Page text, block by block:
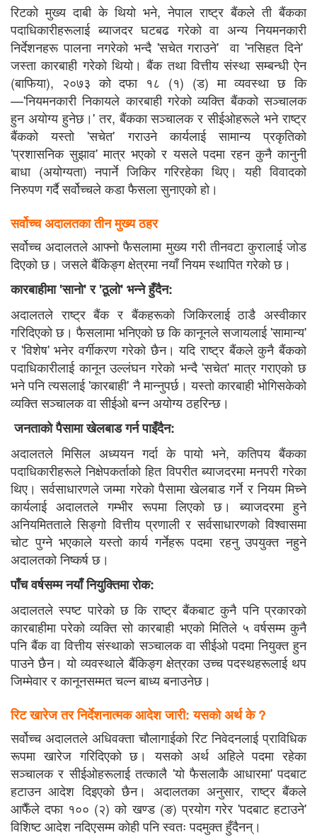
रिटको मुख्य दाबी के थियो भने, नेपाल राष्ट्र बैंकले ती बैंकका
पदाधिकारीहरूलाई ब्याजदर घटबढ गरेको वा अन्य नियमनकारी
निर्देशनहरू पालना नगरेको भन्दै 'सचेत गराउने' वा 'नसिहत दिने'
जस्ता कारबाही गरेको थियो। बैंक तथा वित्तीय संस्था सम्बन्धी ऐन
(बाफिया), २०७३ को दफा १८ (१) (ड) मा व्यवस्था छ कि
—'नियमनकारी निकायले कारबाही गरेको व्यक्ति बैंकको सञ्चालक
हुन अयोग्य हुनेछ।' तर, बैंकका सञ्चालक र सीईओहरूले भने राष्ट्र
बैंकको यस्तो 'सचेत' गराउने कार्यलाई सामान्य प्रकृतिको
'प्रशासनिक सुझाव' मात्र भएको र यसले पदमा रहन कुनै कानुनी
बाधा (अयोग्यता) नपार्ने जिकिर गरिरहेका थिए। यही विवादको
निरुपण गर्दै सर्वोच्चले कडा फैसला सुनाएको हो।
सर्वोच्च अदालतका तीन मुख्य ठहर
सर्वोच्च अदालतले आफ्नो फैसलामा मुख्य गरी तीनवटा कुरालाई जोड
दिएको छ। जसले बैंकिङ्ग क्षेत्रमा नयाँ नियम स्थापित गरेको छ।
कारबाहीमा 'सानो' र 'ठूलो' भन्ने हुँदैन:
अदालतले राष्ट्र बैंक र बैंकहरूको जिकिरलाई ठाडै अस्वीकार
गरिदिएको छ। फैसलामा भनिएको छ कि कानूनले सजायलाई 'सामान्य'
र 'विशेष' भनेर वर्गीकरण गरेको छैन। यदि राष्ट्र बैंकले कुनै बैंकको
पदाधिकारीलाई कानून उल्लंघन गरेको भन्दै 'सचेत' मात्र गराएको छ
भने पनि त्यसलाई 'कारबाही' नै मान्नुपर्छ। यस्तो कारबाही भोगिसकेको
व्यक्ति सञ्चालक वा सीईओ बन्न अयोग्य ठहरिन्छ।
जनताको पैसामा खेलबाड गर्न पाइँदैन:
अदालतले मिसिल अध्ययन गर्दा के पायो भने, कतिपय बैंकका
पदाधिकारीहरूले निक्षेपकर्ताको हित विपरीत ब्याजदरमा मनपरी गरेका
थिए। सर्वसाधारणले जम्मा गरेको पैसामा खेलबाड गर्ने र नियम मिच्ने
कार्यलाई अदालतले गम्भीर रूपमा लिएको छ। ब्याजदरमा हुने
अनियमितताले सिङ्गो वित्तीय प्रणाली र सर्वसाधारणको विश्वासमा
चोट पुग्ने भएकाले यस्तो कार्य गर्नेहरू पदमा रहनु उपयुक्त नहुने
अदालतको निष्कर्ष छ।
पाँच वर्षसम्म नयाँ नियुक्तिमा रोक:
अदालतले स्पष्ट पारेको छ कि राष्ट्र बैंकबाट कुनै पनि प्रकारको
कारबाहीमा परेको व्यक्ति सो कारबाही भएको मितिले ५ वर्षसम्म कुनै
पनि बैंक वा वित्तीय संस्थाको सञ्चालक वा सीईओ पदमा नियुक्त हुन
पाउने छैन। यो व्यवस्थाले बैंकिङ्ग क्षेत्रका उच्च पदस्थहरूलाई थप
जिम्मेवार र कानूनसम्मत चल्न बाध्य बनाउनेछ।
रिट खारेज तर निर्देशनात्मक आदेश जारी: यसको अर्थ के ?
सर्वोच्च अदालतले अधिवक्ता चौलागाईको रिट निवेदनलाई प्राविधिक
रूपमा खारेज गरिदिएको छ। यसको अर्थ अहिले पदमा रहेका
सञ्चालक र सीईओहरूलाई तत्कालै 'यो फैसलाकै आधारमा' पदबाट
हटाउन आदेश दिइएको छैन। अदालतका अनुसार, राष्ट्र बैंकले
आफैँले दफा १०० (२) को खण्ड (ङ) प्रयोग गरेर 'पदबाट हटाउने'
विशिष्ट आदेश नदिएसम्म कोही पनि स्वतः पदमुक्त हुँदैनन्।